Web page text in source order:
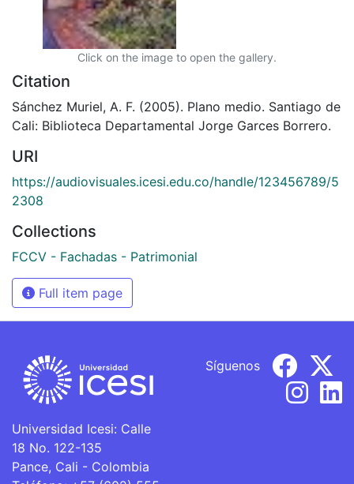
Click on the image to open the gallery.
Citation
Sánchez Muriel, A. F. (2005). Plano medio. Santiago de
Cali: Biblioteca Departamental Jorge Garces Borrero.
URI
https://audiovisuales.icesi.edu.co/handle/123456789/5
2308
Collections
FCCV - Fachadas - Patrimonial
Full item page
Universidad Icesi: Calle
18 No. 122-135
Pance, Cali - Colombia
Síguenos